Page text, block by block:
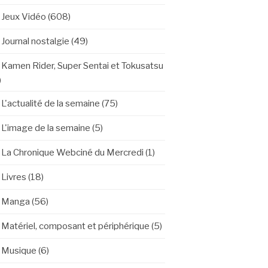
Jeux Vidéo (608)
Journal nostalgie (49)
Kamen Rider, Super Sentai et Tokusatsu
L'actualité de la semaine (75)
L'image de la semaine (5)
La Chronique Webciné du Mercredi (1)
Livres (18)
Manga (56)
Matériel, composant et périphérique (5)
Musique (6)